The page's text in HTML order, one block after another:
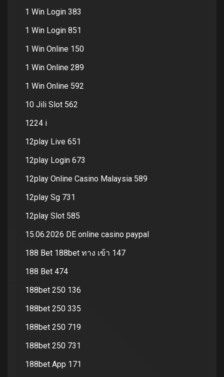
1 Win Login 383
1 Win Login 851
1 Win Online 150
1 Win Online 289
1 Win Online 592
10 Jili Slot 562
1224 i
12play Live 651
12play Login 673
12play Online Casino Malaysia 589
12play Sg 731
12play Slot 585
15.06.2026 DE online casino paypal
188 Bet 188bet ทาง เข้า 147
188 Bet 474
188bet 250 136
188bet 250 335
188bet 250 719
188bet 250 731
188bet App 171